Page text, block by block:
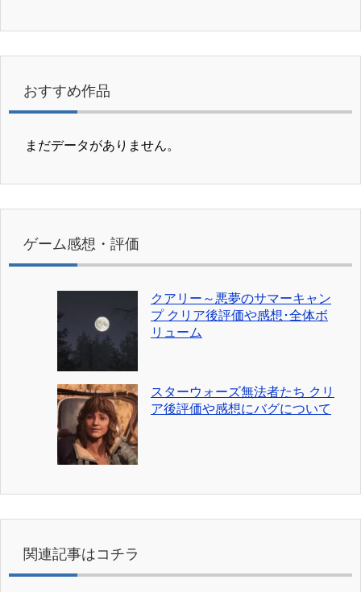
おすすめ作品
まだデータがありません。
ゲーム感想・評価
クアリー～悪夢のサマーキャン
プ クリア後評価や感想･全体ボ
リューム
スターウォーズ無法者たち クリ
ア後評価や感想にバグについて
関連記事はコチラ